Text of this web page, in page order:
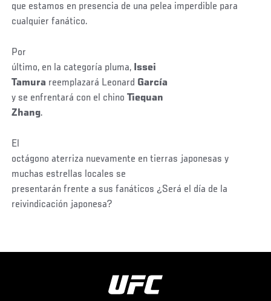
que estamos en presencia de una pelea imperdible para
cualquier fanático.
Por
último, en la categoría pluma, Issei
Tamura reemplazará Leonard García
y se enfrentará con el chinoTiequan
Zhang.
El
octágono aterriza nuevamente en tierras japonesas y
muchas estrellas locales se
presentarán frente a sus fanáticos ¿Será el día de la
reivindicación japonesa?